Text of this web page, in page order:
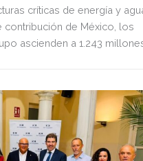
críticas de energía y
de México, los
ascienden a 1.243